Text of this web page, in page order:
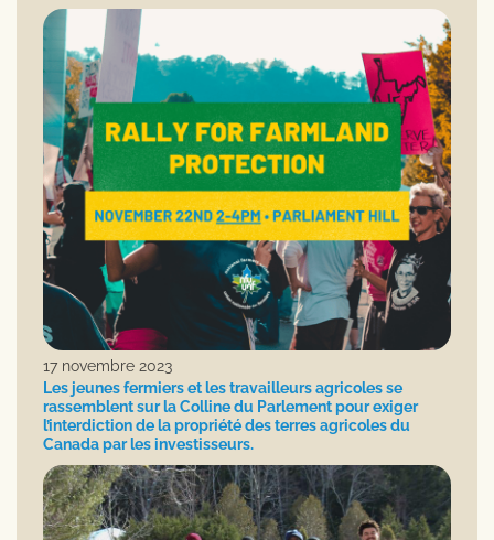
17 novembre 2023
Les jeunes fermiers et les travailleurs agricoles se
rassemblent sur la Colline du Parlement pour exiger
l’interdiction de la propriété des terres agricoles du
Canada par les investisseurs.